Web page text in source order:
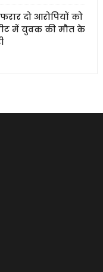
दो आरोपियों को
में युवक की मौत के